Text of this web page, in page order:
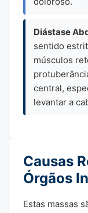
Diástase
sentido
músculos
central,
levantar a
Causas
Órgãos
Estas massas